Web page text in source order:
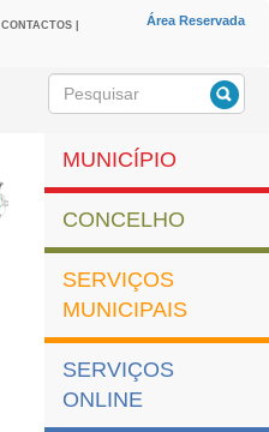
CONTACTOS |
secundário
Área Reservada
Formulário de
pesquisa
Pesquisar
MUNICÍPIO
CONCELHO
SERVIÇOS
MUNICIPAIS
SERVIÇOS
ONLINE